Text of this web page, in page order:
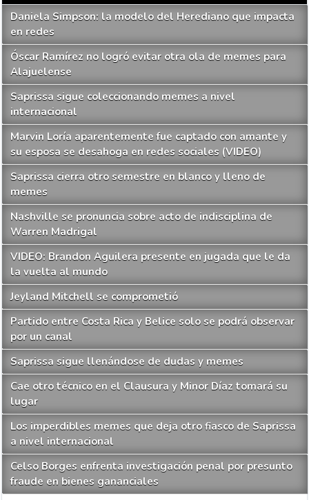
Daniela Simpson: la modelo del Herediano que impacta
en redes
Óscar Ramírez no logró evitar otra ola de memes para
Alajuelense
Saprissa sigue coleccionando memes a nivel
internacional
Marvin Loría aparentemente fue captado con amante y
su esposa se desahoga en redes sociales (VIDEO)
Saprissa cierra otro semestre en blanco y lleno de
memes
Nashville se pronuncia sobre acto de indisciplina de
Warren Madrigal
VIDEO: Brandon Aguilera presente en jugada que le da
la vuelta al mundo
Jeyland Mitchell se comprometió
Partido entre Costa Rica y Belice solo se podrá observar
por un canal
Saprissa sigue llenándose de dudas y memes
Cae otro técnico en el Clausura y Minor Díaz tomará su
lugar
Los imperdibles memes que deja otro fiasco de Saprissa
a nivel internacional
Celso Borges enfrenta investigación penal por presunto
fraude en bienes gananciales